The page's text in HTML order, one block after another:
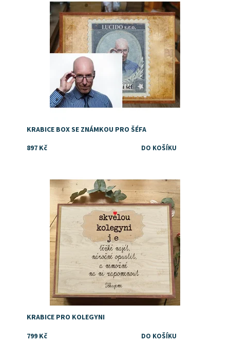
Dostupnost:
Skladem
KRABICE BOX SE ZNÁMKOU PRO ŠÉFA
897 Kč
Dostupnost: Skladem
KRABICE PRO KOLEGYNI
799 Kč